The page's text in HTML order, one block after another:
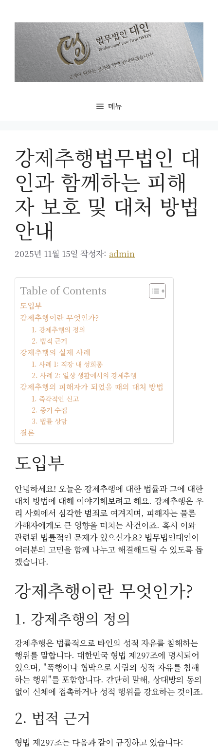
메뉴
강제추행법무법인 대
인과 함께하는 피해
자 보호 및 대처 방법
안내
2025년 11월 15일 작성자: admin
Table of Contents
도입부
강제추행이란 무엇인가?
1. 강제추행의 정의
2. 법적 근거
강제추행의 실제 사례
1. 사례 1: 직장 내 성희롱
2. 사례 2: 일상 생활에서의 강제추행
강제추행의 피해자가 되었을 때의 대처 방법
1. 즉각적인 신고
2. 증거 수집
3. 법률 상담
결론
도입부
안녕하세요! 오늘은 강제추행에 대한 법률과 그에 대한
대처 방법에 대해 이야기해보려고 해요. 강제추행은 우
리 사회에서 심각한 범죄로 여겨지며, 피해자는 물론
가해자에게도 큰 영향을 미치는 사건이죠. 혹시 이와
관련된 법률적인 문제가 있으신가요? 법무법인대인이
여러분의 고민을 함께 나누고 해결해드릴 수 있도록 돕
겠습니다.
강제추행이란 무엇인가?
1. 강제추행의 정의
강제추행은 법률적으로 타인의 성적 자유를 침해하는
행위를 말합니다. 대한민국 형법 제297조에 명시되어
있으며, "폭행이나 협박으로 사람의 성적 자유를 침해
하는 행위"를 포함합니다. 간단히 말해, 상대방의 동의
없이 신체에 접촉하거나 성적 행위를 강요하는 것이죠.
2. 법적 근거
형법 제297조는 다음과 같이 규정하고 있습니다: